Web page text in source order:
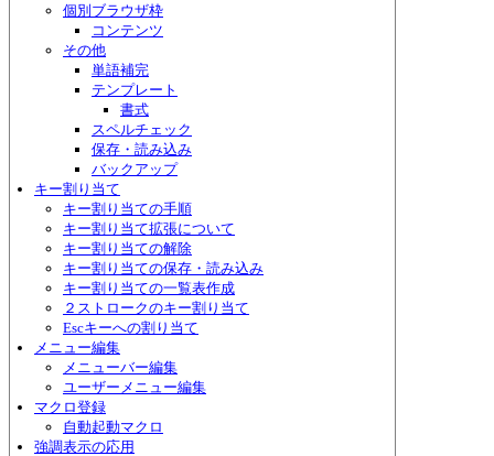
個別ブラウザ枠
コンテンツ
その他
単語補完
テンプレート
書式
スペルチェック
保存・読み込み
バックアップ
キー割り当て
キー割り当ての手順
キー割り当て拡張について
キー割り当ての解除
キー割り当ての保存・読み込み
キー割り当ての一覧表作成
２ストロークのキー割り当て
Escキーへの割り当て
メニュー編集
メニューバー編集
ユーザーメニュー編集
マクロ登録
自動起動マクロ
強調表示の応用